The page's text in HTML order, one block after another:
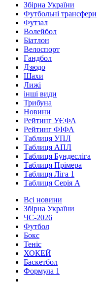
Збірна України
Футбольні трансфери
Футзал
Волейбол
Біатлон
Велоспорт
Гандбол
Дзюдо
Шахи
Лижі
інші види
Трибуна
Новини
Рейтинг УЄФА
Рейтинг ФІФА
Таблиця УПЛ
Таблиця АПЛ
Таблиця Бундесліга
Таблиця Прімера
Таблиця Ліга 1
Таблиця Серія А
Всі новини
Збірна України
ЧС-2026
Футбол
Бокс
Теніс
ХОКЕЙ
Баскетбол
Формула 1